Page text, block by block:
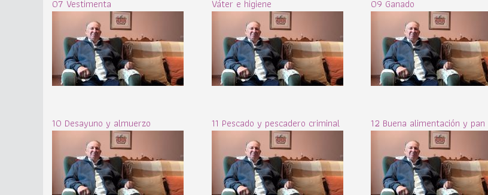
07 Vestimenta Váter e higiene 09 Ganado
10 Desayuno y almuerzo 11 Pescado y pescadero criminal 12 Buena alimentación y pan